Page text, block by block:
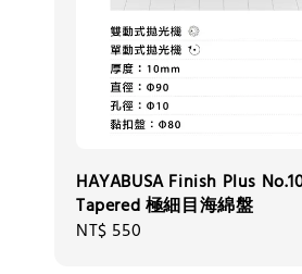
HAYABUSA Finish Plus
Tapered 極細目海綿盤
Regular
NT$ 550